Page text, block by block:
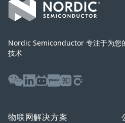
Nordic Semiconductor 专注于为您
技术
WeChatLinkedIn
BilibiliYoukuZhihuBaijiahao
物联网解决方案